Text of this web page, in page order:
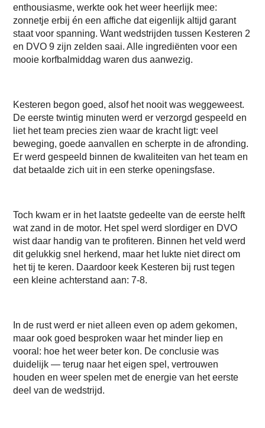
enthousiasme, werkte ook het weer heerlijk mee:
zonnetje erbij én een affiche dat eigenlijk altijd garant
staat voor spanning. Want wedstrijden tussen Kesteren 2
en DVO 9 zijn zelden saai. Alle ingrediënten voor een
mooie korfbalmiddag waren dus aanwezig.
Kesteren begon goed, alsof het nooit was weggeweest.
De eerste twintig minuten werd er verzorgd gespeeld en
liet het team precies zien waar de kracht ligt: veel
beweging, goede aanvallen en scherpte in de afronding.
Er werd gespeeld binnen de kwaliteiten van het team en
dat betaalde zich uit in een sterke openingsfase.
Toch kwam er in het laatste gedeelte van de eerste helft
wat zand in de motor. Het spel werd slordiger en DVO
wist daar handig van te profiteren. Binnen het veld werd
dit gelukkig snel herkend, maar het lukte niet direct om
het tij te keren. Daardoor keek Kesteren bij rust tegen
een kleine achterstand aan: 7-8.
In de rust werd er niet alleen even op adem gekomen,
maar ook goed besproken waar het minder liep en
vooral: hoe het weer beter kon. De conclusie was
duidelijk — terug naar het eigen spel, vertrouwen
houden en weer spelen met de energie van het eerste
deel van de wedstrijd.